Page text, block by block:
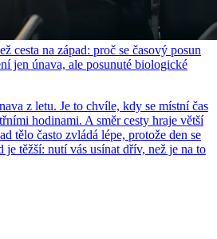
cesta na západ: proč se časový posun
jen únava, ale posunuté biologické
z letu. Je to chvíle, kdy se místní čas
hodinami. A směr cesty hraje větší
tělo často zvládá lépe, protože den se
je těžší: nutí vás usínat dřív, než je na to